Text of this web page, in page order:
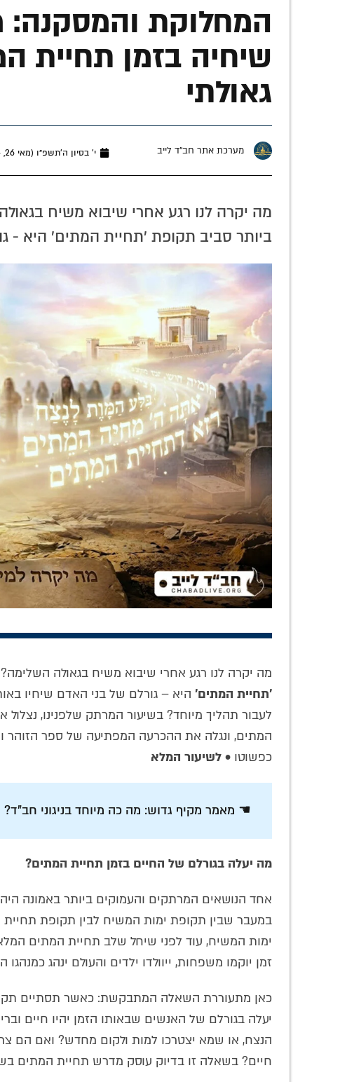
המחלוקת והמסקנה:
שיחיה בזמן תחיית
גאולתי
מערכת אתר חב"ד לייב י׳ בסיון ה׳תשפ״ו (מאי 26, 2026)
מה יקרה לנו רגע אחרי שיבוא משיח
ביותר סביב תקופת 'תחיית המתים' היא -
מה יקרה לנו רגע אחרי שיבוא משיח בגאולה
'תחיית המתים' היא – גורלם של בני האדם שיחיו
לעבור תהליך מיוחד? בשיעור המרתק שלפנינו,
המתים, ונגלה את ההכרעה המפתיעה של ספר הזוהר
כפשוטו • לשיעור המלא
☚ מאמר מקיף גדוש: מה כה מיוחד בניגוני חב"ד?
מה יעלה בגורלם של החיים בזמן תחיית המתים?
אחד הנושאים המרתקים והעמוקים ביותר באמונה
במעבר שבין תקופת ימות המשיח לבין תקופת
ימות המשיח, עוד לפני שיחל שלב תחיית המתים
זמן יוקמו משפחות, ייוולדו ילדים והעולם ינהג
כאן מתעוררת השאלה המתבקשת: כאשר תסתיים
יעלה בגורלם של האנשים שבאותו הזמן יהיו חיים
הנצח, או שמא יצטרכו למות ולקום מחדש? ואם הם
חיים? בשאלה זו בדיוק עוסק מדרש תחיית המתים
לקט סיפורים
'עבודה' • המשפיע
סודו של הניגון
ממני' – שהרבי
בקרוב:
עבודת